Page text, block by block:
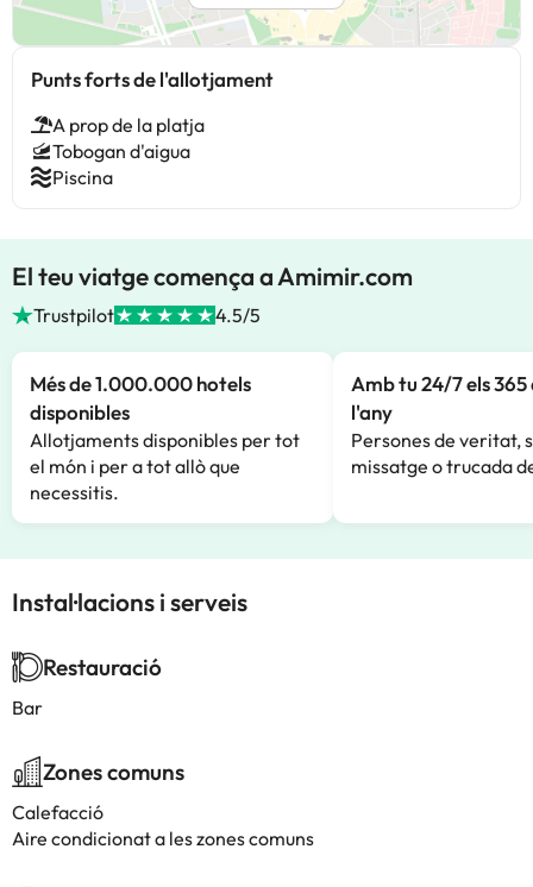
Punts forts de l'allotjament
A prop de la platja
Tobogan d'aigua
Piscina
El teu viatge comença a Amimir.com
Trustpilot 4.5/5
Més de 1.000.000 hotels
disponibles
Allotjaments disponibles per tot
el món i per a tot allò que
necessitis.
Amb tu 24/7 els 365
l'any
Persones de veritat,
missatge o trucada
Instal·lacions i serveis
Restauració
Bar
Zones comuns
Calefacció
Aire condicionat a les zones comuns